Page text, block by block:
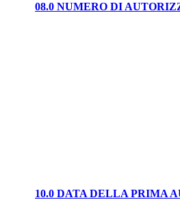
08.0 NUMERO DI
10.0 DATA DELLA PRIMA